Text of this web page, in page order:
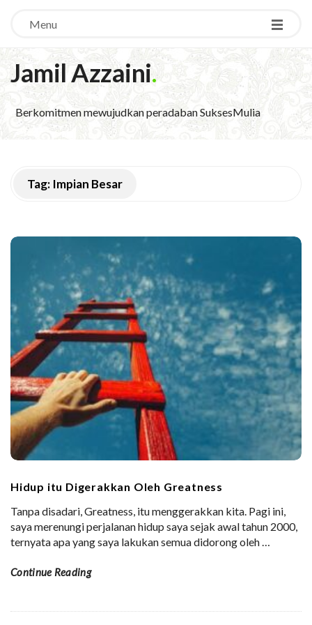
Menu
Jamil Azzaini.
Berkomitmen mewujudkan peradaban SuksesMulia
Tag: Impian Besar
Hidup itu Digerakkan Oleh Greatness
Tanpa disadari, Greatness, itu menggerakkan kita. Pagi ini,
saya merenungi perjalanan hidup saya sejak awal tahun 2000,
ternyata apa yang saya lakukan semua didorong oleh…
Continue Reading